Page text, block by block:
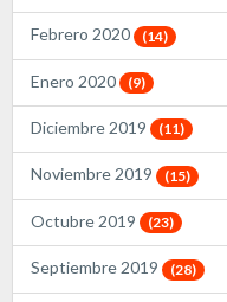
Febrero 2020 (14)
Enero 2020 (9)
Diciembre 2019 (11)
Noviembre 2019 (15)
Octubre 2019 (23)
Septiembre 2019 (28)